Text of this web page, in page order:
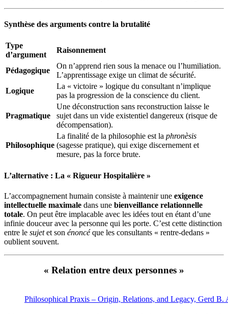
Synthèse des arguments contre la brutalité
Type
d’argument
Raisonnement
Pédagogique
On n’apprend rien sous la menace ou l’humiliation.
L’apprentissage exige un climat de sécurité.
Logique
La « victoire » logique du consultant n’implique
pas la progression de la conscience du client.
Pragmatique
Une déconstruction sans reconstruction laisse le
sujet dans un vide existentiel dangereux (risque de
décompensation).
Philosophique
La finalité de la philosophie est la phronèsis
(sagesse pratique), qui exige discernement et
mesure, pas la force brute.
L’alternative : La « Rigueur Hospitalière »
L’accompagnement humain consiste à maintenir une exigence
intellectuelle maximale dans une bienveillance relationnelle
totale. On peut être implacable avec les idées tout en étant d’une
infinie douceur avec la personne qui les porte. C’est cette distinction
entre le sujetet son énoncéque les consultants « rentre-dedans »
oublient souvent.
« Relation entre deux personnes »
Philosophical Praxis – Origin, Relations, and Legacy, Gerd B.